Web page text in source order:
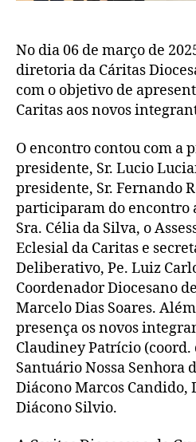
No dia 06 de março de
diretoria da Cáritas
com o objetivo de
Caritas aos novos
O encontro contou com a
presidente, Sr. Lucio
presidente, Sr. Fernando
participaram do encontro
Sra. Célia da Silva, o
Eclesial da Caritas e
Deliberativo, Pe. Luiz
Coordenador Diocesano
Marcelo Dias Soares.
presença os novos
Claudiney Patrício (coord.
Santuário Nossa Senhora
Diácono Marcos Candido,
Diácono Silvio.